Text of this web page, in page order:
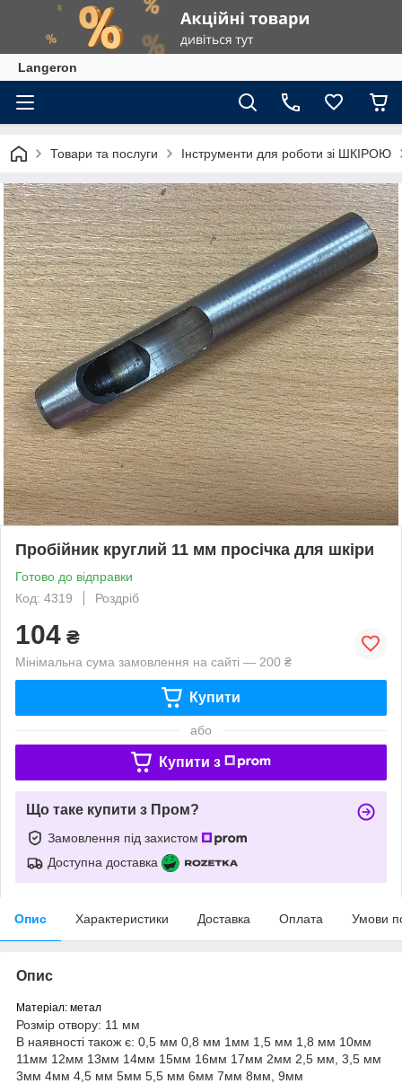
Langeron
Товари та послуги Інструменти для роботи зі ШКІРОЮ
Пробійник круглий 11 мм просічка для шкіри
Готово до відправки
Код: 4319
Роздріб
104 ₴
Мінімальна сума замовлення на сайті — 200 ₴
Купити
або
Купити з
Що таке купити з Пром?
Замовлення під захистом
Доступна доставка
Опис Характеристики Доставка Оплата Умови
Опис
Матеріал: метал
Розмір отвору: 11 мм
В наявності також є: 0,5 мм 0,8 мм 1мм 1,5 мм 1,8 мм 10мм
11мм 12мм 13мм 14мм 15мм 16мм 17мм 2мм 2,5 мм, 3,5 мм
3мм 4мм 4,5 мм 5мм 5,5 мм 6мм 7мм 8мм, 9мм